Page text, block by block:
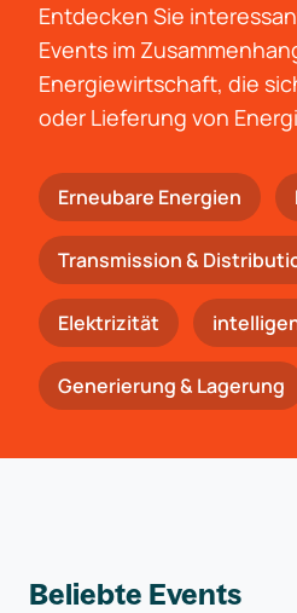
Entdecken Sie
Events im
Energiewirtschaft, die
oder Lieferung von
Erneubare Energien
Trans­mis­si­on &
Elektrizität
Generierung & Lagerung
Beliebte Events